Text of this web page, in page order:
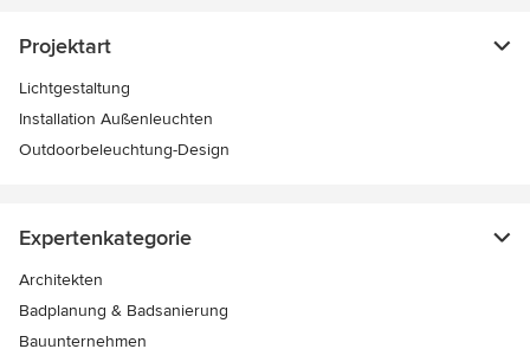
Projektart
Lichtgestaltung
Installation Außenleuchten
Outdoorbeleuchtung-Design
Expertenkategorie
Architekten
Badplanung & Badsanierung
Bauunternehmen